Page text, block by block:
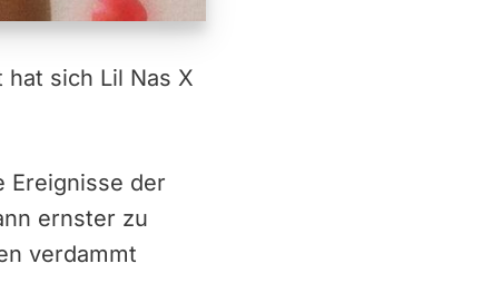
sich Lil Nas X
Ereignisse der
ernster zu
verdammt